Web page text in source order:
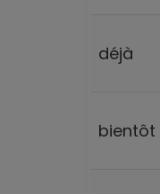
déjà
bientôt